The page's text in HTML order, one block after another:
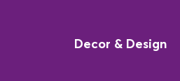
Decor & Design